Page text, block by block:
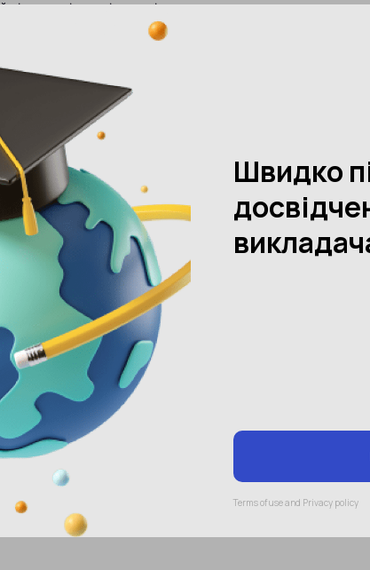
є купівля шкільного приладдя, одягу, яскравого
навичок та умінь, які знадобляться учням у школі.
і уміння дитини підтримувати розмову на різні теми,
зв’язною.
розказуйте про різні предмети та явища,
залучайте маля до самостійного аналізу та
та прості математичні операції в межах 10.
форми, а також орієнтування в часі.
головне, щоб заняття були регулярними, з
щоб малеча не втрачала бажання вчитися та